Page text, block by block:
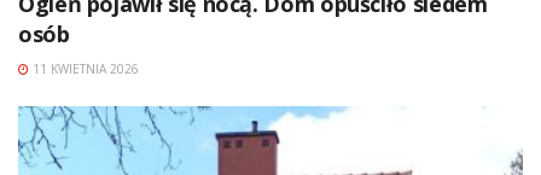
osób
11 KWIETNIA 2026